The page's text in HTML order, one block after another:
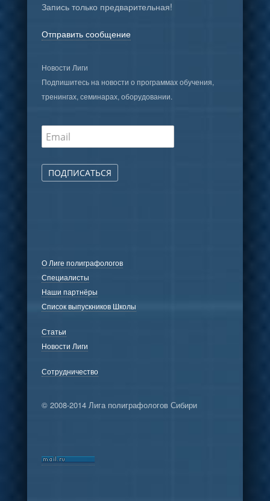
Запись только предварительная!
Отправить сообщение
Новости Лиги
Подпишитесь на новости о программах обучения,
тренингах, семинарах, оборудовании.
ПОДПИСАТЬСЯ
О Лиге полиграфологов
Специалисты
Наши партнёры
Список выпускников Школы
Статьи
Новости Лиги
Сотрудничество
© 2008-2014 Лига полиграфологов Сибири